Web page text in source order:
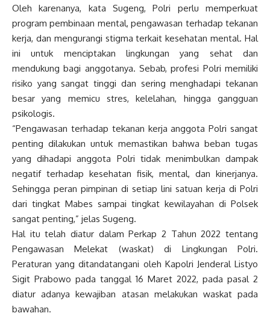
Oleh karenanya, kata Sugeng, Polri perlu memperkuat
program pembinaan mental, pengawasan terhadap tekanan
kerja, dan mengurangi stigma terkait kesehatan mental. Hal
ini untuk menciptakan lingkungan yang sehat dan
mendukung bagi anggotanya. Sebab, profesi Polri memiliki
risiko yang sangat tinggi dan sering menghadapi tekanan
besar yang memicu stres, kelelahan, hingga gangguan
psikologis.
“Pengawasan terhadap tekanan kerja anggota Polri sangat
penting dilakukan untuk memastikan bahwa beban tugas
yang dihadapi anggota Polri tidak menimbulkan dampak
negatif terhadap kesehatan fisik, mental, dan kinerjanya.
Sehingga peran pimpinan di setiap lini satuan kerja di Polri
dari tingkat Mabes sampai tingkat kewilayahan di Polsek
sangat penting,” jelas Sugeng.
Hal itu telah diatur dalam Perkap 2 Tahun 2022 tentang
Pengawasan Melekat (waskat) di Lingkungan Polri.
Peraturan yang ditandatangani oleh Kapolri Jenderal Listyo
Sigit Prabowo pada tanggal 16 Maret 2022, pada pasal 2
diatur adanya kewajiban atasan melakukan waskat pada
bawahan.